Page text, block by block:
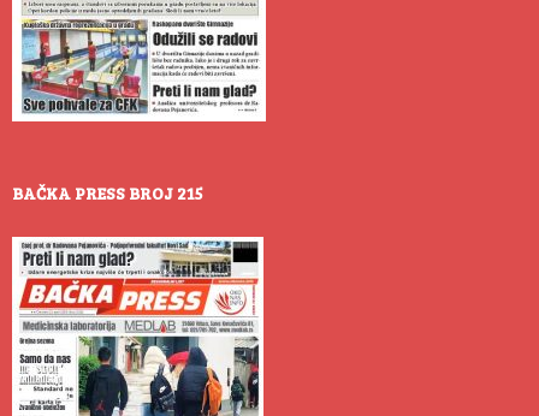
BAČKA PRESS BROJ 215